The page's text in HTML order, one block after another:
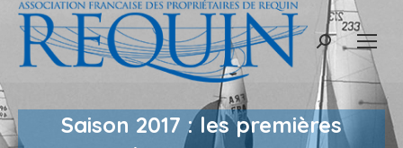
Recherche
Saison 2017 : les premières